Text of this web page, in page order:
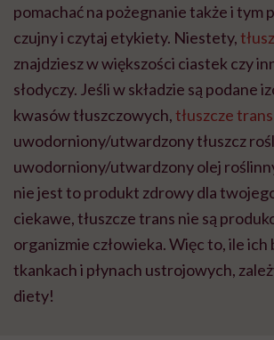
pomachać na pożegnanie także i tym
czujny i czytaj etykiety. Niestety,
znajdziesz w większości ciastek czy
słodyczy. Jeśli w składzie są podane
kwasów tłuszczowych,tłuszcze trans
uwodorniony/utwardzony tłuszcz
uwodorniony/utwardzony olej
nie jest to produkt zdrowy dla
ciekawe, tłuszcze trans nie są
organizmie człowieka. Więc to, ile
tkankach i płynach ustrojowych,
diety!